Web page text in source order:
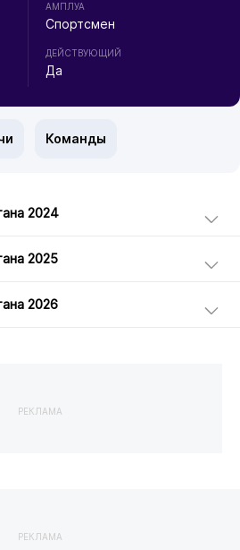
АМПЛУА
Спортсмен
ДЕЙСТВУЮЩИЙ
Да
Команды
2024
2025
2026
РЕКЛАМА
РЕКЛАМА